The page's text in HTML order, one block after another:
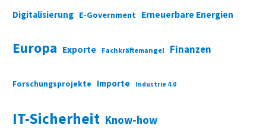
Digitalisierung E-Government Erneuerbare Energien
Europa Exporte Fachkräftemangel Finanzen
Forschungsprojekte Importe Industrie 4.0
IT-Sicherheit Know-how